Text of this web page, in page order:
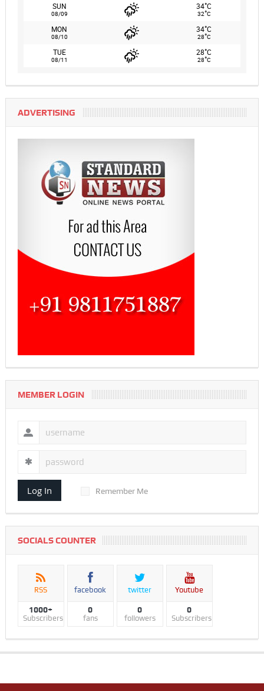
SUN
08/09
34°C
32°C
MON
08/10
34°C
28°C
TUE
08/11
28°C
28°C
ADVERTISING
MEMBER LOGIN
Log In Remember Me
SOCIALS COUNTER
RSS
1000+
Subscribers
facebook
0
fans
twitter
0
followers
Youtube
0
Subscribers